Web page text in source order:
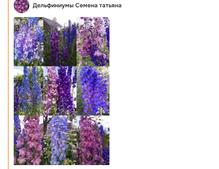
Дельфиниумы Семена татьяна